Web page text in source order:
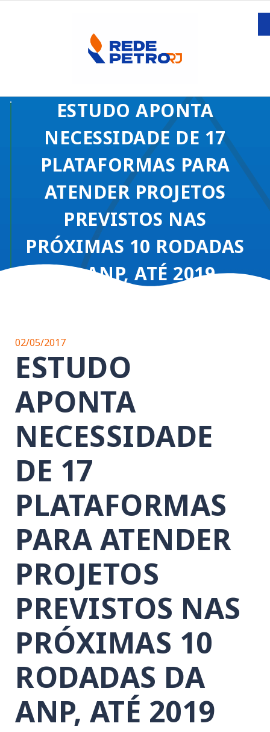
ESTUDO APONTA
NECESSIDADE DE 17
PLATAFORMAS PARA
ATENDER PROJETOS
PREVISTOS NAS
PRÓXIMAS 10 RODADAS
DA ANP, ATÉ 2019
02/05/2017
ESTUDO
APONTA
NECESSIDADE
DE 17
PLATAFORMAS
PARA ATENDER
PROJETOS
PREVISTOS NAS
PRÓXIMAS 10
RODADAS DA
ANP, ATÉ 2019